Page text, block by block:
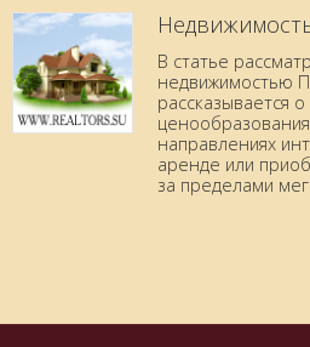
В статье
недвижимостью
рассказывается
направлениях
аренде или
за пределами